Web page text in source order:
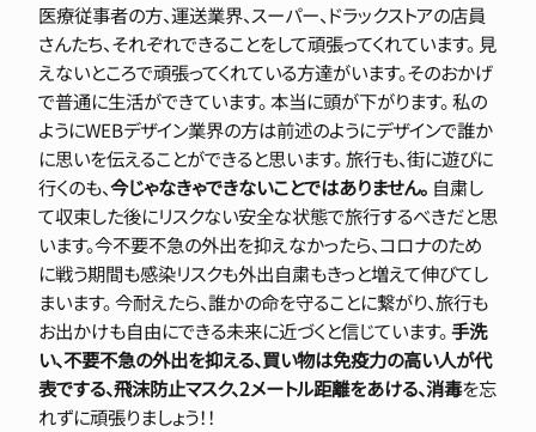
医療従事者の方、運送業界、スーパー、ドラックストアの店員
さんたち、それぞれできることをして頑張ってくれています。 見
えないところで頑張ってくれている方達がいます。そのおかげ
で普通に生活ができています。 本当に頭が下がります。 私の
ようにWEBデザイン業界の方は前述のようにデザインで誰か
に思いを伝えることができると思います。 旅行も、街に遊びに
行くのも、今じゃなきゃできないことではありません。 自粛し
て収束した後にリスクない安全な状態で旅行するべきだと思
います。今不要不急の外出を抑えなかったら、コロナのため
に戦う期間も感染リスクも外出自粛もきっと増えて伸びてし
まいます。 今耐えたら、誰かの命を守ることに繋がり、旅行も
お出かけも自由にできる未来に近づくと信じています。手洗
い、不要不急の外出を抑える、買い物は免疫力の高い人が代
表でする、飛沫防止マスク、2メートル距離をあける、消毒を忘
れずに頑張りましょう！！